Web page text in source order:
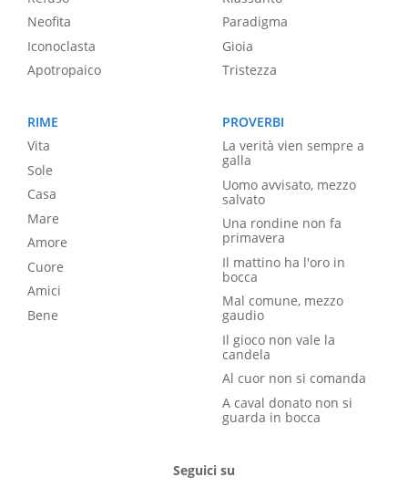
Neofita
Iconoclasta
Apotropaico
Paradigma
Gioia
Tristezza
RIME
Vita
Sole
Casa
Mare
Amore
Cuore
Amici
Bene
PROVERBI
La verità vien sempre a
galla
Uomo avvisato, mezzo
salvato
Una rondine non fa
primavera
Il mattino ha l'oro in
bocca
Mal comune, mezzo
gaudio
Il gioco non vale la
candela
Al cuor non si comanda
A caval donato non si
guarda in bocca
Seguici su